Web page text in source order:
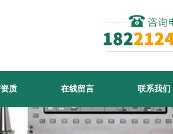
质 在线留言 联系我们